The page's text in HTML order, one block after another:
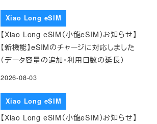
Xiao Long eSIM
【Xiao Long eSIM（小龍eSIM）お知らせ】
【新機能】eSIMのチャージに対応しました
（データ容量の追加・利用日数の延長）
2026-08-03
Xiao Long eSIM
【Xiao Long eSIM（小龍eSIM）お知らせ】